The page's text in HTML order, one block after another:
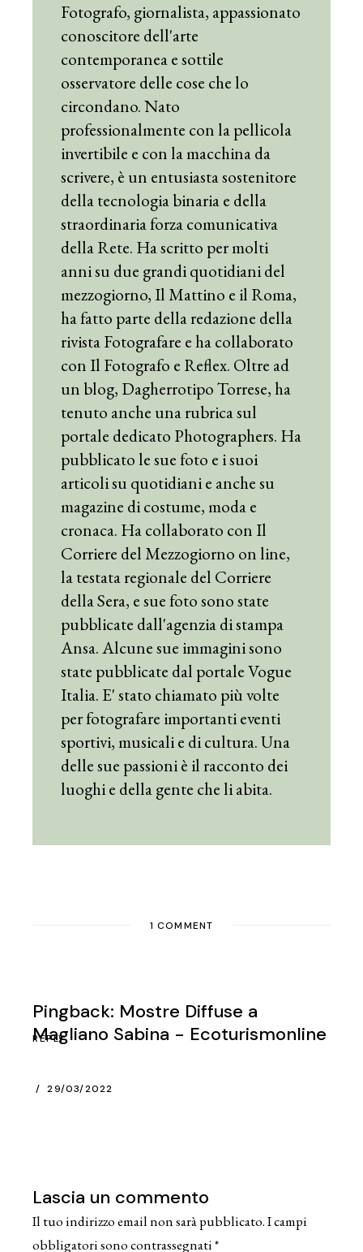
Fotografo, giornalista, appassionato
conoscitore dell'arte
contemporanea e sottile
osservatore delle cose che lo
circondano. Nato
professionalmente con la pellicola
invertibile e con la macchina da
scrivere, è un entusiasta sostenitore
della tecnologia binaria e della
straordinaria forza comunicativa
della Rete. Ha scritto per molti
anni su due grandi quotidiani del
mezzogiorno, Il Mattino e il Roma,
ha fatto parte della redazione della
rivista Fotografare e ha collaborato
con Il Fotografo e Reflex. Oltre ad
un blog, Dagherrotipo Torrese, ha
tenuto anche una rubrica sul
portale dedicato Photographers. Ha
pubblicato le sue foto e i suoi
articoli su quotidiani e anche su
magazine di costume, moda e
cronaca. Ha collaborato con Il
Corriere del Mezzogiorno on line,
la testata regionale del Corriere
della Sera, e sue foto sono state
pubblicate dall'agenzia di stampa
Ansa. Alcune sue immagini sono
state pubblicate dal portale Vogue
Italia. E' stato chiamato più volte
per fotografare importanti eventi
sportivi, musicali e di cultura. Una
delle sue passioni è il racconto dei
luoghi e della gente che li abita.
1 COMMENT
Pingback: Mostre Diffuse a
Magliano Sabina - Ecoturismonline
29/03/2022
REPLY
Lascia un commento
Il tuo indirizzo email non sarà pubblicato.I campi
obbligatori sono contrassegnati*